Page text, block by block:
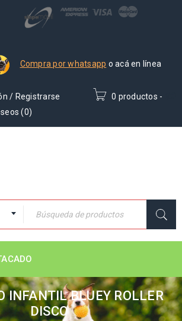
Compra por whatsapp o acá en línea
0 productos -
/ Registrarse
(0)
INFANTIL BLUEY ROLLER
DISCO